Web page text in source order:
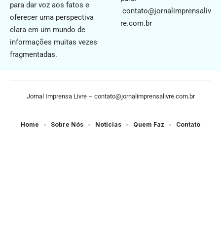
para dar voz aos fatos e
oferecer uma perspectiva
clara em um mundo de
informações muitas vezes
fragmentadas.
contato@jornalimprensaliv
re.com.br
Jornal Imprensa Livre – contato@jornalimprensalivre.com.br
Home Sobre Nós Noticias Quem Faz Contato